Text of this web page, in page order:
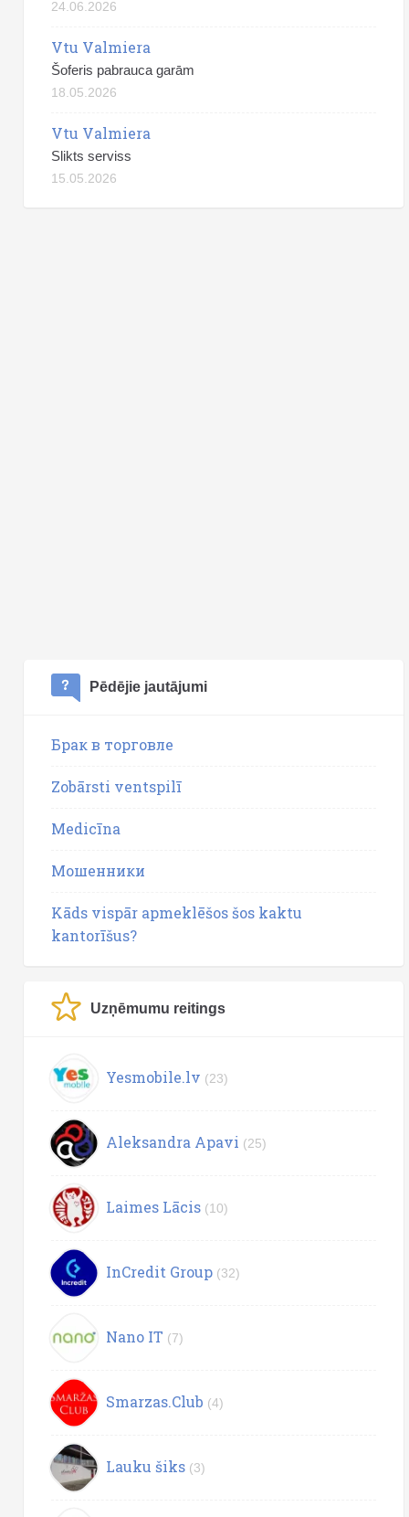
24.06.2026
Vtu Valmiera
Šoferis pabrauca garām
18.05.2026
Vtu Valmiera
Slikts serviss
15.05.2026
Pēdējie jautājumi
Брак в торговле
Zobārsti ventspilī
Medicīna
Мошенники
Kāds vispār apmeklēšos šos kaktu
kantorīšus?
Uzņēmumu reitings
Yesmobile.lv (23)
Aleksandra Apavi (25)
Laimes Lācis (10)
InCredit Group (32)
Nano IT (7)
Smarzas.Club (4)
Lauku šiks (3)